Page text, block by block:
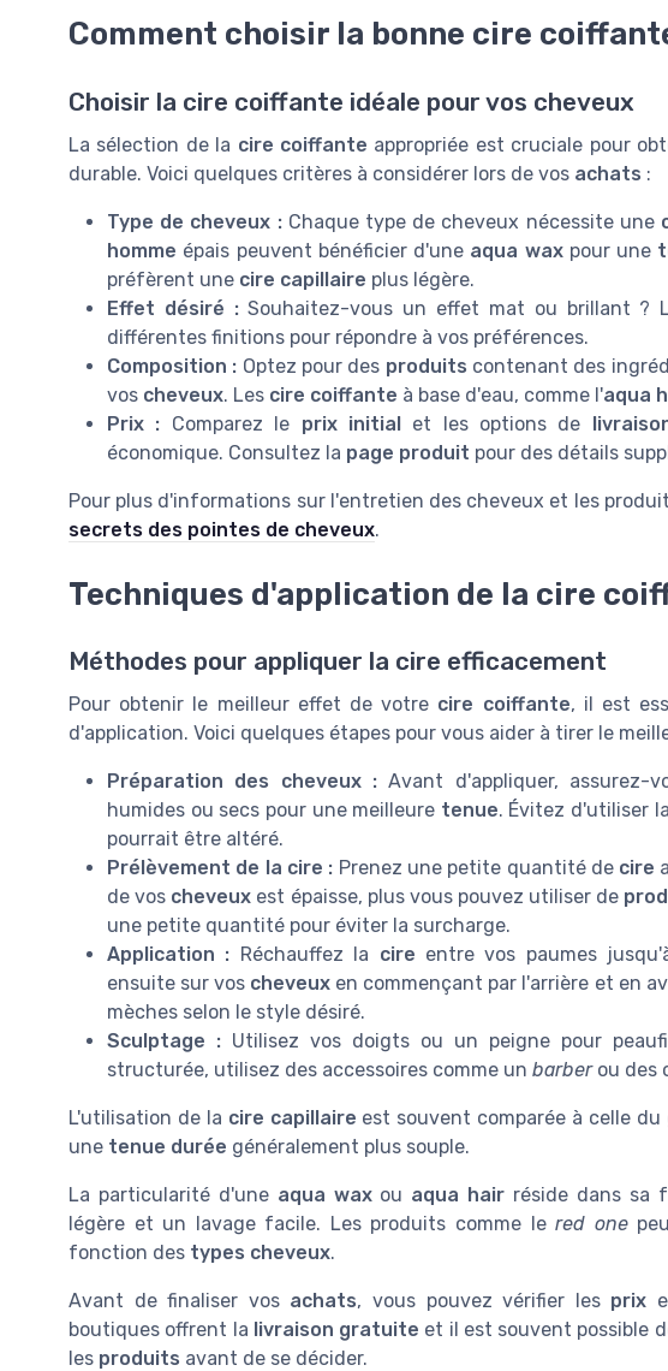
Comment choisir la bonne cire
Choisir la cire coiffante idéale pour vos cheveux
La sélection de la cire coiffante appropriée est cruciale pour
durable. Voici quelques critères à considérer lors de vos achats :
Type de cheveux :Chaque type de cheveux nécessite une
homme épais peuvent bénéficier d'une aqua waxpour une
préfèrent une cire capillaire plus légère.
Effet désiré :Souhaitez-vous un effet mat ou brillant ?
différentes finitions pour répondre à vos préférences.
Composition : Optez pour des produits contenant des
vos cheveux. Les cire coiffante à base d'eau, comme l'aqua
Prix : Comparez le prix initialet les options de
économique. Consultez la page produit pour des détails
Pour plus d'informations sur l'entretien des cheveux et les
secrets des pointes de cheveux.
Techniques d'application de la cire
Méthodes pour appliquer la cire efficacement
Pour obtenir le meilleur effet de votre cire coiffante, il est
d'application. Voici quelques étapes pour vous aider à tirer le
Préparation des cheveux : Avant d'appliquer, assurez-
humides ou secs pour une meilleure tenue. Évitez d'utiliser
pourrait être altéré.
Prélèvement de la cire : Prenez une petite quantité de cire
de vos cheveux est épaisse, plus vous pouvez utiliser de
une petite quantité pour éviter la surcharge.
Application : Réchauffez la cire entre vos paumes
ensuite sur vos cheveux en commençant par l'arrière et en
mèches selon le style désiré.
Sculptage : Utilisez vos doigts ou un peigne pour
structurée, utilisez des accessoires comme un barberou des
L'utilisation de la cire capillaire est souvent comparée à celle du
une tenue durée généralement plus souple.
La particularité d'une aqua waxou aqua hair réside dans sa
légère et un lavage facile. Les produits comme lered one
fonction des types cheveux.
Avant de finaliser vos achats, vous pouvez vérifier les prix
boutiques offrent la livraison gratuite et il est souvent possible
les produits avant de se décider.